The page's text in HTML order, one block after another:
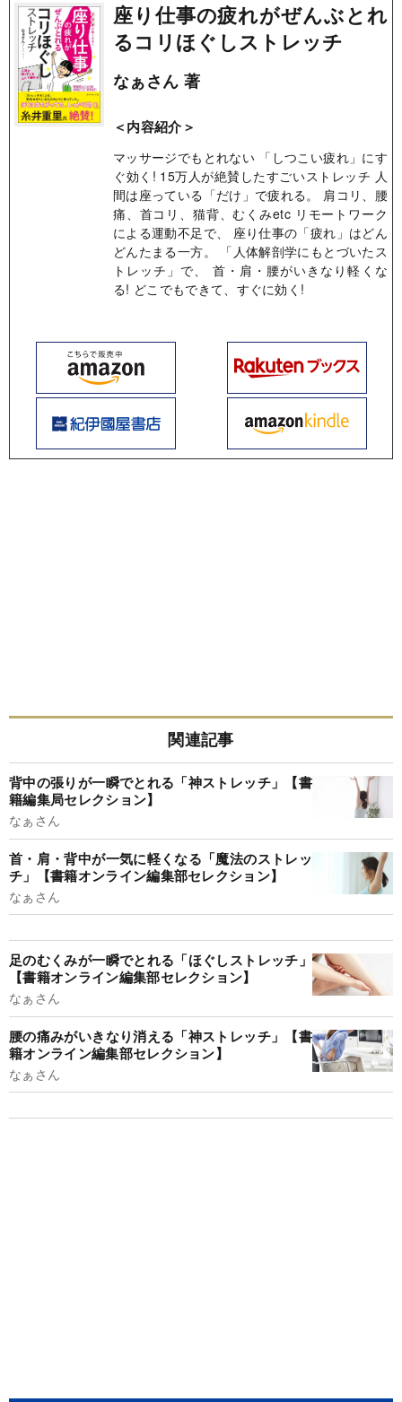
座り仕事の疲れがぜんぶとれ
るコリほぐしストレッチ
なぁさん 著
＜内容紹介＞
マッサージでもとれない 「しつこい疲れ」にす
ぐ効く! 15万人が絶賛したすごいストレッチ 人
間は座っている「だけ」で疲れる。 肩コリ、腰
痛、首コリ、猫背、むくみetc リモートワーク
による運動不足で、 座り仕事の「疲れ」はどん
どんたまる一方。 「人体解剖学にもとづいたス
トレッチ」で、 首・肩・腰がいきなり軽くな
る! どこでもできて、すぐに効く!
関連記事
背中の張りが一瞬でとれる「神ストレッチ」【書
籍編集局セレクション】
なぁさん
首・肩・背中が一気に軽くなる「魔法のストレッ
チ」【書籍オンライン編集部セレクション】
なぁさん
足のむくみが一瞬でとれる「ほぐしストレッチ」
【書籍オンライン編集部セレクション】
なぁさん
腰の痛みがいきなり消える「神ストレッチ」【書
籍オンライン編集部セレクション】
なぁさん